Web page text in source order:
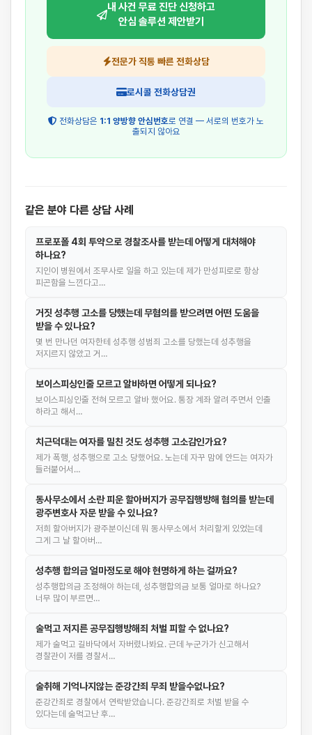
내 사건 무료 진단 신청하고
안심 솔루션 제안받기
전문가 직통 빠른 전화상담
로시콜 전화상담권
전화상담은 1:1 양방향 안심번호로 연결 — 서로의 번호가 노
출되지 않아요
같은 분야 다른 상담 사례
프로포폴 4회 투약으로 경찰조사를 받는데 어떻게 대처해야
하나요?
지인이 병원에서 조무사로 일을 하고 있는데 제가 만성피로로 항상
피곤함을 느낀다고…
거짓 성추행 고소를 당했는데 무혐의를 받으려면 어떤 도움을
받을 수 있나요?
몇 번 만나던 여자한테 성추행 성범죄 고소를 당했는데 성추행을
저지르지 않았고 거…
보이스피싱인줄 모르고 알바하면 어떻게 되나요?
보이스피싱인줄 전혀 모르고 알바 했어요. 통장 계좌 알려 주면서 인출
하라고 해서…
치근덕대는 여자를 밀친 것도 성추행 고소감인가요?
제가 폭행, 성추행으로 고소 당했어요. 노는데 자꾸 맘에 안드는 여자가
들러붙어서…
동사무소에서 소란 피운 할아버지가 공무집행방해 혐의를 받는데
광주변호사 자문 받을 수 있나요?
저희 할아버지가 광주분이신데 뭐 동사무소에서 처리할게 있었는데
그게 그 날 할아버…
성추행 합의금 얼마정도로 해야 현명하게 하는 걸까요?
성추행합의금 조정해야 하는데, 성추행합의금 보통 얼마로 하나요?
너무 많이 부르면…
술먹고 저지른 공무집행방해죄 처벌 피할 수 없나요?
제가 술먹고 길바닥에서 자버렸나봐요. 근데 누군가가 신고해서
경찰관이 저를 경찰서…
술취해 기억나지않는 준강간죄 무죄 받을수없나요?
준강간죄로 경찰에서 연락받았습니다. 준강간죄로 처벌 받을 수
있다는데 술먹고난 후…